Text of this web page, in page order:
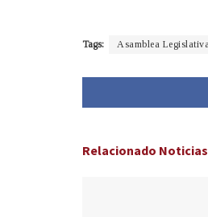
Tags: Asamblea Legislativa
Relacionado Noticias